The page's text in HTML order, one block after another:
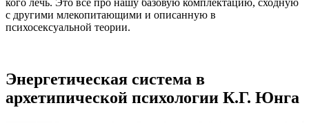
с другими млекопитающими и описанную в
психосексуальной теории.
Энергетическая система в
архетипической психологии К.Г. Юнга